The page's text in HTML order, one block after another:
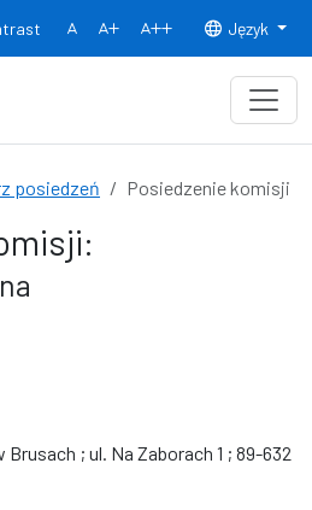
Normalny rozmiar czcionki
Rozmiar czcionki 150% Rozmiar
Język
posiedzeń Posiedzenie komisji
; ul. Na Zaborach 1 ; 89-632